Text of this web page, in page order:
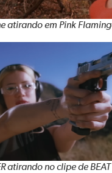
atirando em Pink
atirando no clipe de